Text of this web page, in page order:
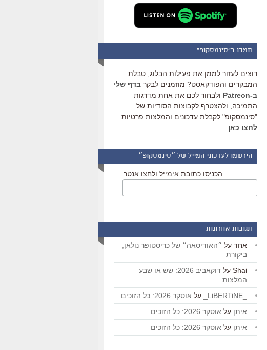
תמכו ב"סינמסקופ"
רוצים לעזור לממן את פעילות הבלוג, טבלת
המבקרים והפודקאסט? מוזמנים לבקר בדף שלי
ב-Patreon
ולבחור לכם את אחת מדרגות
התמיכה, ולהצטרף לקבוצות הסודיות של
"סינמסקופ" לקבלת עדכונים והמלצות פרטיות.
לחצו כאן
הירשמו לעדכוני המייל של ״סינמסקופ״
הכניסו כתובת אימייל ולחצו אנטר
תגובות אחרונות
אחד על ״האודיסאה״ של כריסטופר נולאן,
ביקורת
Shai על
דוקאביב 2026: שש או שבע
המלצות
על אוסקר 2026: כל הזוכים
איתן על אוסקר 2026: כל הזוכים
איתן על אוסקר 2026: כל הזוכים